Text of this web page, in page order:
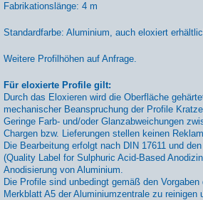
Fabrikationslänge: 4 m
Standardfarbe: Aluminium, auch eloxiert
Weitere Profilhöhen auf Anfrage.
Für eloxierte Profile gilt:
Durch das Eloxieren wird die Oberfläche
mechanischer Beanspruchung der Profile
Geringe Farb- und/oder Glanzabweichungen
Chargen bzw. Lieferungen stellen keinen
Die Bearbeitung erfolgt nach DIN 17611 und
(Quality Label for Sulphuric Acid-Based
Anodisierung von Aluminium.
Die Profile sind unbedingt gemäß den
Merkblatt A5 der Aluminiumzentrale zu reinigen